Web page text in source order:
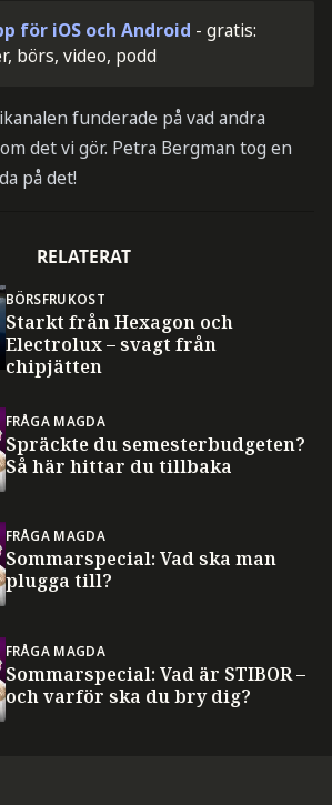
för iOS och Android - gratis:
börs, video, podd
funderade på vad andra
det vi gör. Petra Bergman tog en
på det!
RELATERAT
BÖRSFRUKOST
Starkt från Hexagon och
Electrolux – svagt från
chipjätten
FRÅGA MAGDA
Spräckte du semesterbudgeten?
Så här hittar du tillbaka
FRÅGA MAGDA
Sommarspecial: Vad ska man
plugga till?
FRÅGA MAGDA
Sommarspecial: Vad är STIBOR –
och varför ska du bry dig?